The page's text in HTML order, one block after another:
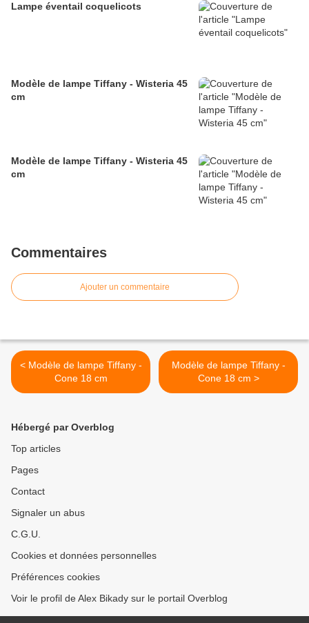
Lampe éventail coquelicots
Modèle de lampe Tiffany - Wisteria 45
cm
Modèle de lampe Tiffany - Wisteria 45
cm
Commentaires
Ajouter un commentaire
< Modèle de lampe Tiffany -
Cone 18 cm
Modèle de lampe Tiffany -
Cone 18 cm >
Hébergé par Overblog
Top articles
Pages
Contact
Signaler un abus
C.G.U.
Cookies et données personnelles
Préférences cookies
Voir le profil de Alex Bikady sur le portail Overblog